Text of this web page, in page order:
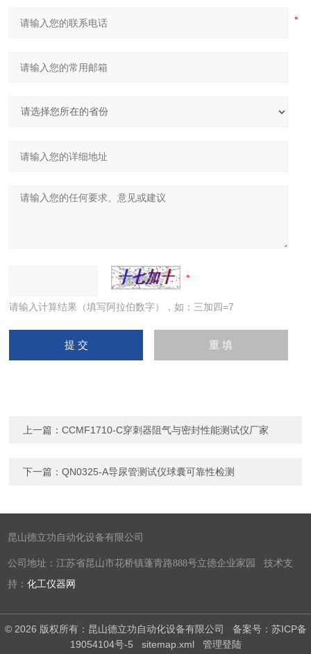
请输入计算结果（填写阿拉伯数字），如：三加四=7
上一篇：CCMF1710-C穿刺器阻气与密封性能测试仪厂家
下一篇：QN0325-A导尿管测试仪球囊可靠性检测
昆山德立功自动化设备有限公司
公司地址：江苏省昆山市花桥镇蓬青路888号立德企业家园 技术支
持：化工仪器网
© 2026 版权所有：昆山德立功自动化设备有限公司 备案号：苏ICP备
19054104号-5
sitemap.xml 管理登陆